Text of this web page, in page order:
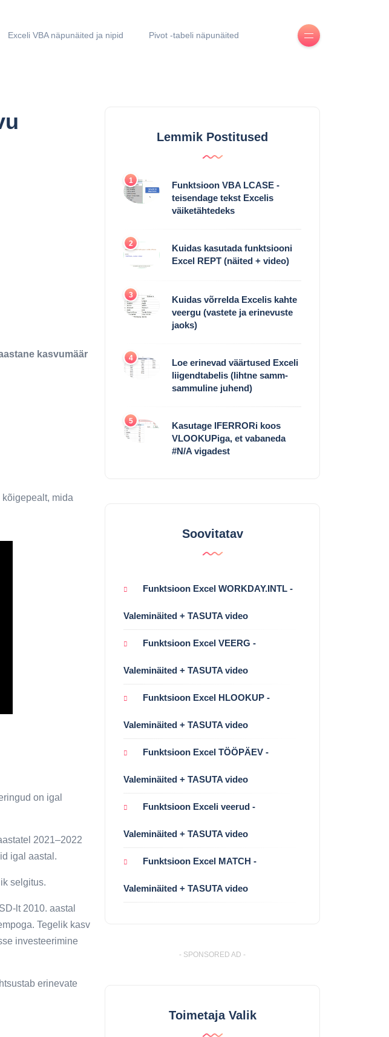
Exceli VBA näpunäited ja nipid Pivot -tabeli näpunäited
kasvumäär
mida
on igal
2021–2022
igal aastal.
selgitus.
lt 2010. aastal
Tegelik kasv
investeerimine
erinevate
Lemmik Postitused
1
Funktsioon VBA LCASE -
teisendage tekst Excelis
väiketähtedeks
2
Kuidas kasutada funktsiooni
Excel REPT (näited + video)
3
Kuidas võrrelda Excelis kahte
veergu (vastete ja erinevuste
jaoks)
4
Loe erinevad väärtused Exceli
liigendtabelis (lihtne samm-
sammuline juhend)
5
Kasutage IFERRORi koos
VLOOKUPiga, et vabaneda
#N/A vigadest
Soovitatav
Funktsioon Excel WORKDAY.INTL -
Valeminäited + TASUTA video
Funktsioon Excel VEERG -
Valeminäited + TASUTA video
Funktsioon Excel HLOOKUP -
Valeminäited + TASUTA video
Funktsioon Excel TÖÖPÄEV -
Valeminäited + TASUTA video
Funktsioon Exceli veerud -
Valeminäited + TASUTA video
Funktsioon Excel MATCH -
Valeminäited + TASUTA video
- SPONSORED AD -
Toimetaja Valik